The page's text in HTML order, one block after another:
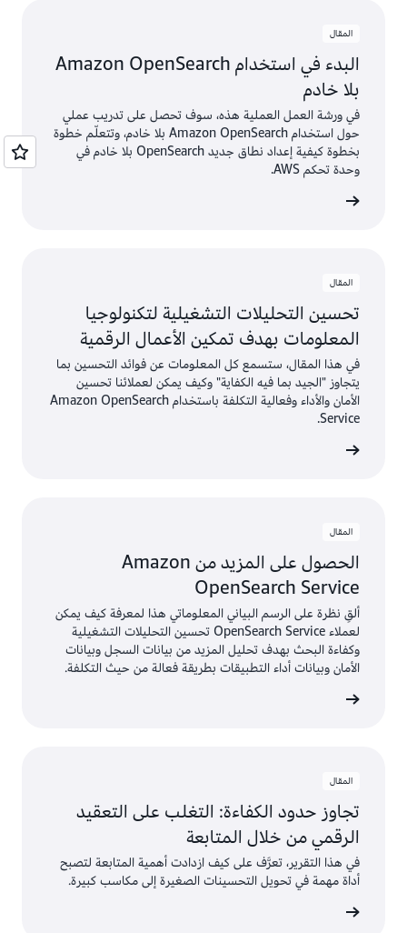
المقال
البدء في استخدام Amazon OpenSearch
بلا خادم
في ورشة العمل العملية هذه، سوف تحصل على تدريب عملي
حول استخدام Amazon OpenSearch بلا خادم، وتتعلّم خطوة
بخطوة كيفية إعداد نطاق جديد OpenSearch بلا خادم في
وحدة تحكم AWS.
المقال
تحسين التحليلات التشغيلية لتكنولوجيا
المعلومات بهدف تمكين الأعمال الرقمية
في هذا المقال، ستسمع كل المعلومات عن فوائد التحسين بما
يتجاوز "الجيد بما فيه الكفاية" وكيف يمكن لعملائنا تحسين
الأمان والأداء وفعالية التكلفة باستخدام Amazon OpenSearch
Service.
المقال
الحصول على المزيد من Amazon
OpenSearch Service
ألقِ نظرة على الرسم البياني المعلوماتي هذا لمعرفة كيف يمكن
لعملاء OpenSearch Service تحسين التحليلات التشغيلية
وكفاءة البحث بهدف تحليل المزيد من بيانات السجل وبيانات
الأمان وبيانات أداء التطبيقات بطريقة فعالة من حيث التكلفة.
المقال
تجاوز حدود الكفاءة: التغلب على التعقيد
الرقمي من خلال المتابعة
في هذا التقرير، تعرَّف على كيف ازدادت أهمية المتابعة لتصبح
أداة مهمة في تحويل التحسينات الصغيرة إلى مكاسب كبيرة.